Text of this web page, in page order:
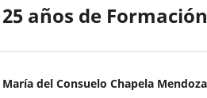
25 años de
María del Consuelo Chapela Mendoza